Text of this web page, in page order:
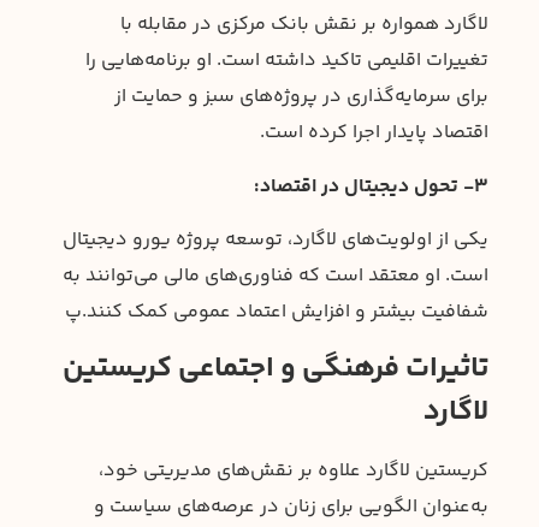
لاگارد همواره بر نقش بانک مرکزی در مقابله با
تغییرات اقلیمی تاکید داشته است. او برنامه‌هایی را
برای سرمایه‌گذاری در پروژه‌های سبز و حمایت از
اقتصاد پایدار اجرا کرده است.
۳- تحول دیجیتال در اقتصاد:
یکی از اولویت‌های لاگارد، توسعه پروژه یورو دیجیتال
است. او معتقد است که فناوری‌های مالی می‌توانند به
شفافیت بیشتر و افزایش اعتماد عمومی کمک کنند.پ
تاثیرات فرهنگی و اجتماعی کریستین
لاگارد
کریستین لاگارد علاوه بر نقش‌های مدیریتی خود،
به‌عنوان الگویی برای زنان در عرصه‌های سیاست و